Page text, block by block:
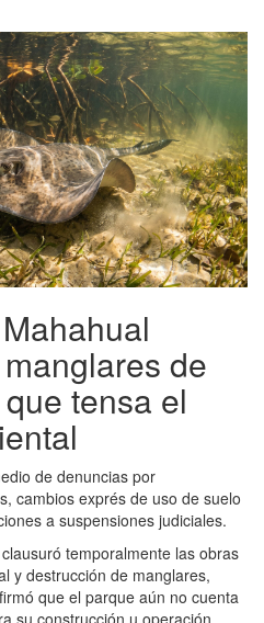
de
tensa el
de denuncias por
cambios exprés de uso de suelo
a suspensiones judiciales.
clausuró temporalmente las obras
y destrucción de manglares,
que el parque aún no cuenta